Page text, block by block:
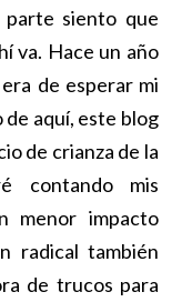
siento que
va. Hace un año
de esperar mi
de aquí, este blog
de crianza de la
contando mis
menor impacto
radical también
de trucos para